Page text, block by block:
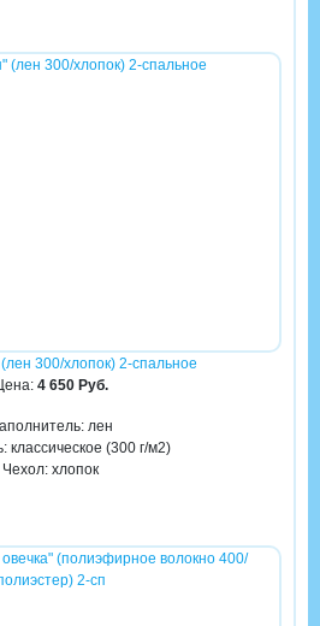
300/хлопок) 2-спальное
4 650 Руб.
лен
классическое (300 г/м2)
Чехол: хлопок